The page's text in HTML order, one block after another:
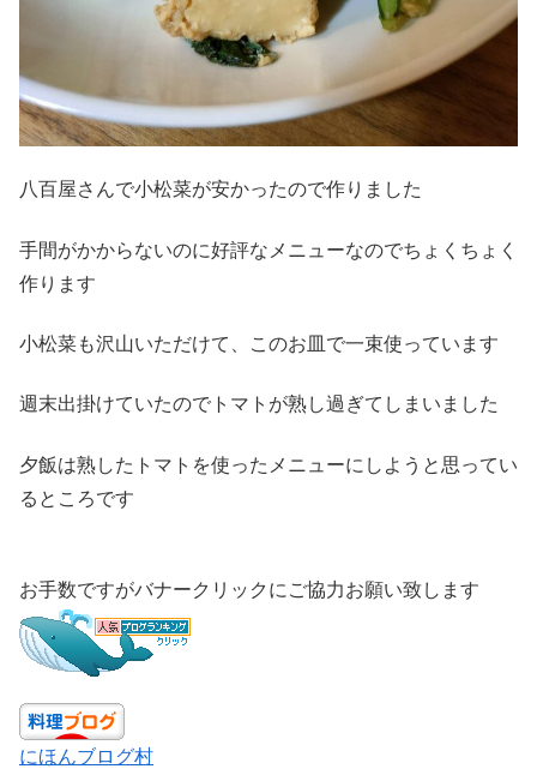
八百屋さんで小松菜が安かったので作りました
手間がかからないのに好評なメニューなのでちょくちょく
作ります
小松菜も沢山いただけて、このお皿で一束使っています
週末出掛けていたのでトマトが熟し過ぎてしまいました
夕飯は熟したトマトを使ったメニューにしようと思ってい
るところです
お手数ですがバナークリックにご協力お願い致します
にほんブログ村